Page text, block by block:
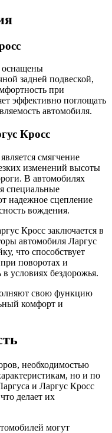
оснащены
задней подвеской,
при
эффективно поглощать
автомобиля.
Кросс
смягчение
изменений высоты
В автомобилях
специальные
надежное сцепление
вождения.
Кросс заключается в
автомобиля Ларгус
что способствует
поворотах и
условиях бездорожья.
свою функцию
комфорт и
необходимостью
но и по
и Ларгус Кросс
делает их
могут